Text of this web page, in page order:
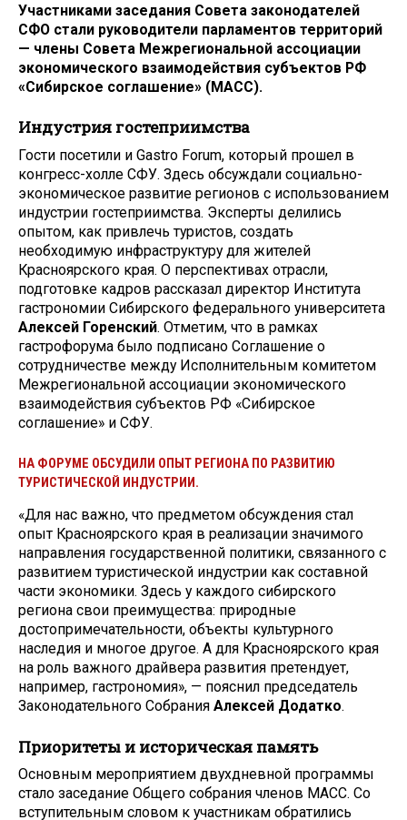
Участниками заседания Совета законодателей
СФО стали руководители парламентов территорий
— члены Совета Межрегиональной ассоциации
экономического взаимодействия субъектов РФ
«Сибирское соглашение» (МАСС).
Индустрия гостеприимства
Гости посетили и Gastro Forum, который прошел в
конгресс-холле СФУ. Здесь обсуждали социально-
экономическое развитие регионов с использованием
индустрии гостеприимства. Эксперты делились
опытом, как привлечь туристов, создать
необходимую инфраструктуру для жителей
Красноярского края. О перспективах отрасли,
подготовке кадров рассказал директор Института
гастрономии Сибирского федерального университета
Алексей Горенский. Отметим, что в рамках
гастрофорума было подписано Соглашение о
сотрудничестве между Исполнительным комитетом
Межрегиональной ассоциации экономического
взаимодействия субъектов РФ «Сибирское
соглашение» и СФУ.
НА ФОРУМЕ ОБСУДИЛИ ОПЫТ РЕГИОНА ПО РАЗВИТИЮ
ТУРИСТИЧЕСКОЙ ИНДУСТРИИ.
«Для нас важно, что предметом обсуждения стал
опыт Красноярского края в реализации значимого
направления государственной политики, связанного с
развитием туристической индустрии как составной
части экономики. Здесь у каждого сибирского
региона свои преимущества: природные
достопримечательности, объекты культурного
наследия и многое другое. А для Красноярского края
на роль важного драйвера развития претендует,
например, гастрономия», — пояснил председатель
Законодательного Собрания Алексей Додатко.
Приоритеты и историческая память
Основным мероприятием двухдневной программы
стало заседание Общего собрания членов МАСС. Со
вступительным словом к участникам обратились